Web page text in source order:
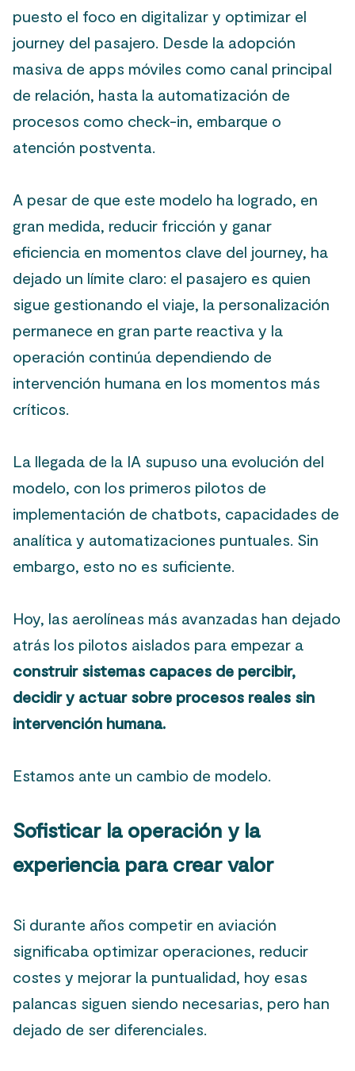
puesto el foco en digitalizar y optimizar el
journey del pasajero. Desde la adopción
masiva de apps móviles como canal principal
de relación, hasta la automatización de
procesos como check-in, embarque o
atención postventa.
A pesar de que este modelo ha logrado, en
gran medida, reducir fricción y ganar
eficiencia en momentos clave del journey, ha
dejado un límite claro: el pasajero es quien
sigue gestionando el viaje, la personalización
permanece en gran parte reactiva y la
operación continúa dependiendo de
intervención humana en los momentos más
críticos.
La llegada de la IA supuso una evolución del
modelo, con los primeros pilotos de
implementación de chatbots, capacidades de
analítica y automatizaciones puntuales. Sin
embargo, esto no es suficiente.
Hoy, las aerolíneas más avanzadas han dejado
atrás los pilotos aislados para empezar a
construir sistemas capaces de percibir,
decidir y actuar sobre procesos reales sin
intervención humana.
Estamos ante un cambio de modelo.
Sofisticar la operación y la
experiencia para crear valor
Si durante años competir en aviación
significaba optimizar operaciones, reducir
costes y mejorar la puntualidad, hoy esas
palancas siguen siendo necesarias, pero han
dejado de ser diferenciales.